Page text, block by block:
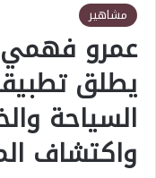
مشاهير
عمرو
يطلق
السياحة
واكتشاف